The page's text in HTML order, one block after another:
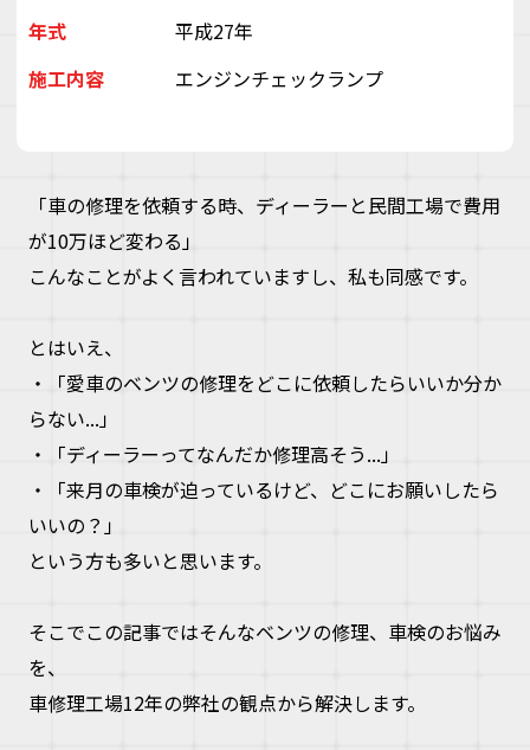
年式
平成27年
施工内容
エンジンチェックランプ
「車の修理を依頼する時、ディーラーと民間工場で費用
が10万ほど変わる」
こんなことがよく言われていますし、私も同感です。
とはいえ、
・「愛車のベンツの修理をどこに依頼したらいいか分か
らない...」
・「ディーラーってなんだか修理高そう...」
・「来月の車検が迫っているけど、どこにお願いしたら
いいの？」
という方も多いと思います。
そこでこの記事ではそんなベンツの修理、車検のお悩み
を、
車修理工場12年の弊社の観点から解決します。